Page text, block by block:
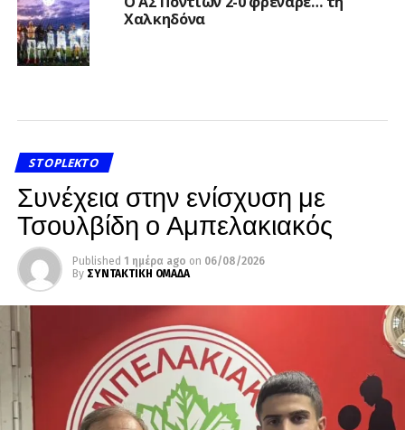
Χαλκηδόνα
STOPLEKTO
Συνέχεια στην ενίσχυση με
Τσουλβίδη ο Αμπελακιακός
Published 1 ημέρα ago on 06/08/2026
By ΣΥΝΤΑΚΤΙΚΗ ΟΜΑΔΑ